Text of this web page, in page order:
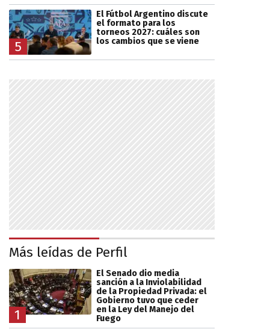
5
El Fútbol Argentino discute
el formato para los
torneos 2027: cuáles son
los cambios que se viene
Más leídas de Perfil
1
El Senado dio media
sanción a la Inviolabilidad
de la Propiedad Privada: el
Gobierno tuvo que ceder
en la Ley del Manejo del
Fuego